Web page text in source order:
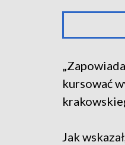
kursować
Jak